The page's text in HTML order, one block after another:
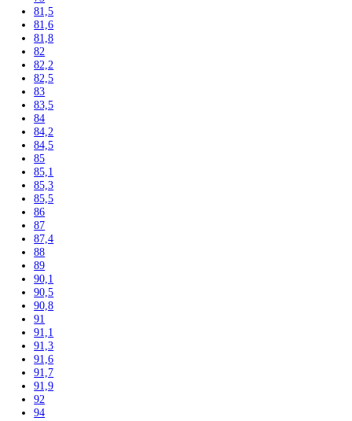
203,2
203,9
204
204,4
206
206,4
207,2
212
215
216
216,1
33
34
36
42
44,1
44,8
45
45,4
48,8
51
55,3
59,5
61
61,2
63
63,1
71